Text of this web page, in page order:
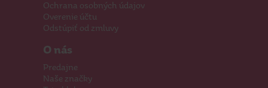
Ochrana osobných údajov
Overenie účtu
Odstúpiť od zmluvy
O nás
Predajne
Naše značky